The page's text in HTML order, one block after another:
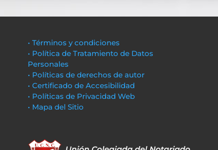
• Términos y condiciones
• Política de Tratamiento de Datos
Personales
• Políticas de derechos de autor
• Certificado de Accesibilidad
• Políticas de Privacidad Web
• Mapa del Sitio